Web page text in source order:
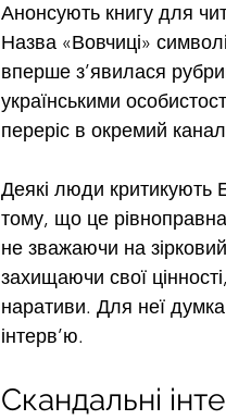
Анонсують книгу для
Назва «Вовчиці»
вперше з’явилася
українськими
переріс в окремий
Деякі люди критикують
тому, що це
не зважаючи на
захищаючи свої
наративи. Для неї
інтерв’ю.
Скандальні